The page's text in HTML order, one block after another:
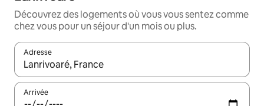
Découvrez des logements où vous vous sentez comme
chez vous pour un séjour d'un mois ou plus.
Adresse
Lorsque les résultats s'affichent, utilisez les flèches vers le
Arrivée